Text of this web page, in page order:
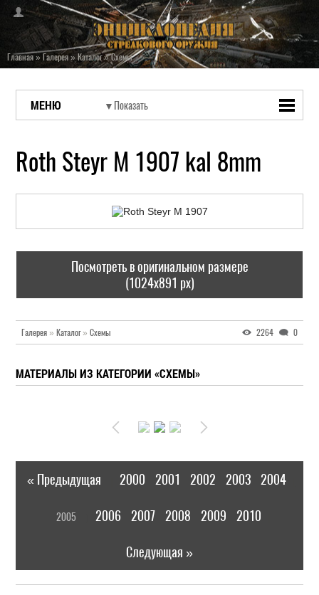
Главная»Галерея»Каталог»Схемы
МЕНЮ
Roth Steyr M 1907 kal 8mm
Посмотреть в оригинальном размере
(1024x891 px)
Галерея » Каталог» Схемы 2264 0
МАТЕРИАЛЫ ИЗ КАТЕГОРИИ «СХЕМЫ»
« Предыдущая 2000 2001 2002 2003 2004
2005 2006 2007 2008 2009 2010
Следующая »